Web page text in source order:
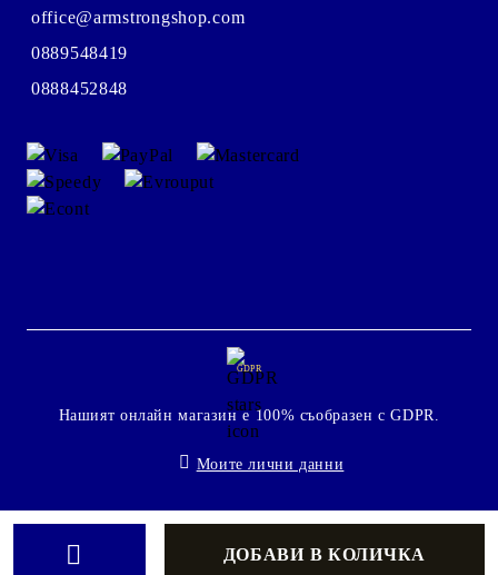
office@armstrongshop.com
0889548419
0888452848
GDPR
Нашият онлайн магазин е 100% съобразен с GDPR.
Моите лични данни